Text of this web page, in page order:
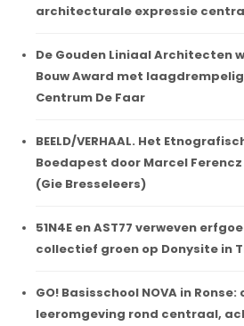
architecturale expressie
De Gouden Liniaal Architecten
Bouw Award met
Centrum De Faar
BEELD/VERHAAL. Het
Boedapest door Marcel
(Gie Bresseleers)
51N4E en AST77 verweven
collectief groen op Donysite in
GO! Basisschool NOVA in
leeromgeving rond centraal,